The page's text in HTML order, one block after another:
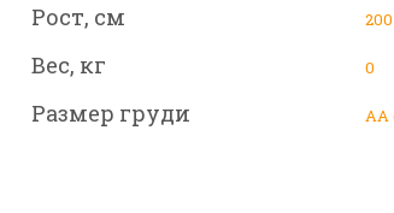
Рост, см 200
Вес, кг 0
Размер груди АА